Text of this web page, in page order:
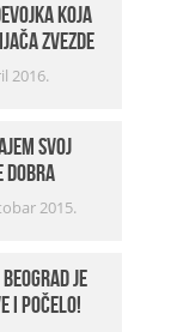
koja
Zvezde
2016.
svoj
dobra
2015.
je
i počelo!